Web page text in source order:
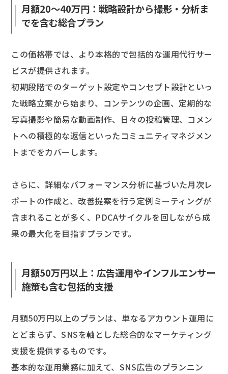
月額20〜40万円：戦略設計から撮影・分析ま
でを含む総合プラン
この価格帯では、より本格的で包括的な運用代行サー
ビスが提供されます。
初期段階でのターゲット設定やコンセプト設計といっ
た戦略立案から始まり、コンテンツの企画、定期的な
写真撮影や簡易な動画制作、日々の投稿管理、コメン
トへの積極的な返信といったコミュニティマネジメン
トまでをカバーします。
さらに、詳細なパフォーマンス分析に基づいた月次レ
ポートの作成と、改善提案を行う定例ミーティングが
含まれることが多く、PDCAサイクルを回しながら成
果の最大化を目指すプランです。
月額50万円以上：広告運用やインフルエンサー
施策も含む包括的支援
月額50万円以上のプランは、単なるアカウント運用に
とどまらず、SNSを軸とした総合的なマーケティング
支援を提供するものです。
基本的な運用業務に加えて、SNS広告のプランニン